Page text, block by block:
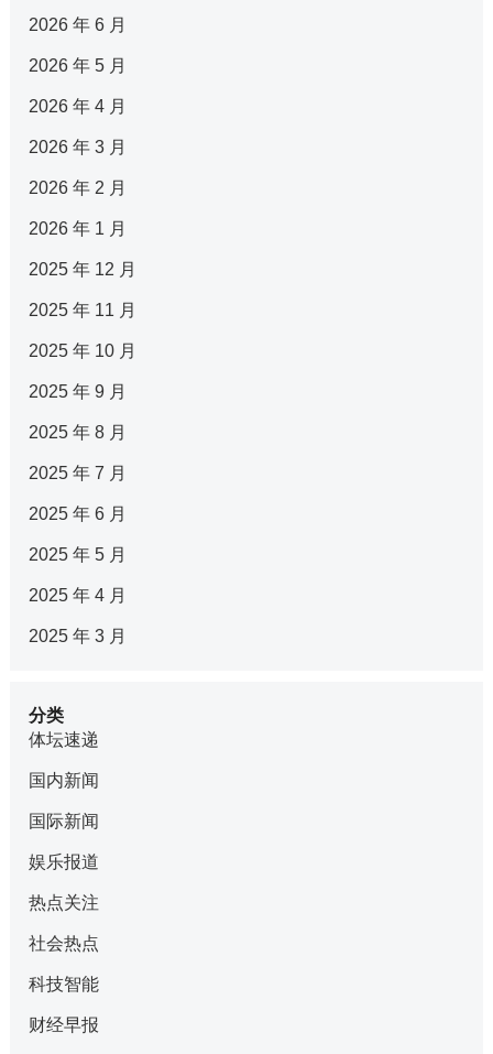
2026 年 6 月
2026 年 5 月
2026 年 4 月
2026 年 3 月
2026 年 2 月
2026 年 1 月
2025 年 12 月
2025 年 11 月
2025 年 10 月
2025 年 9 月
2025 年 8 月
2025 年 7 月
2025 年 6 月
2025 年 5 月
2025 年 4 月
2025 年 3 月
分类
体坛速递
国内新闻
国际新闻
娱乐报道
热点关注
社会热点
科技智能
财经早报